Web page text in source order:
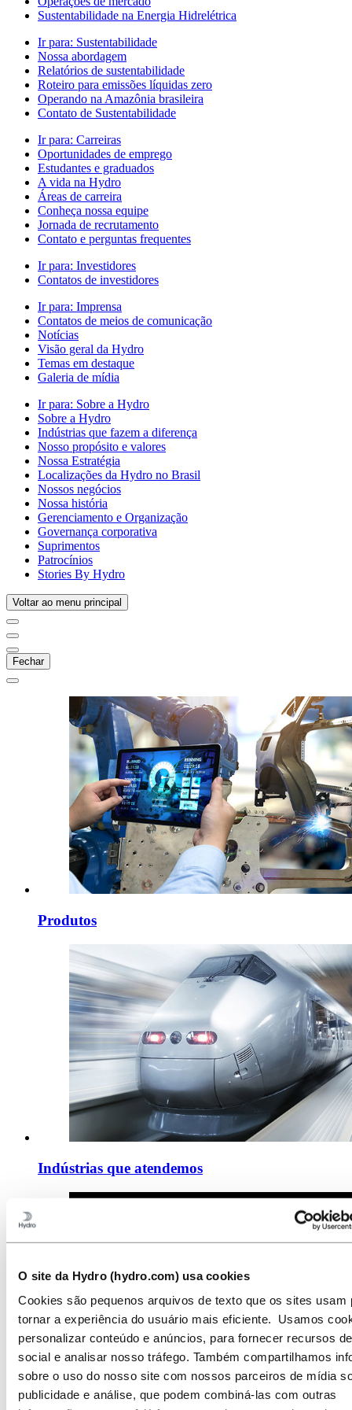
O site da Hydro (hydro.com) usa cookies
Cookies são pequenos arquivos de texto que os sites usam
tornar a experiência do usuário mais eficiente. Usamos
personalizar conteúdo e anúncios, para fornecer recursos
social e analisar nosso tráfego. Também compartilhamos
sobre o uso do nosso site com nossos parceiros de mídia
publicidade e análise, que podem combiná-las com outras
Sustentabilidade na Energia Hidrelétrica
Ir para: Sustentabilidade
Nossa abordagem
Relatórios de sustentabilidade
Roteiro para emissões líquidas zero
Operando na Amazônia brasileira
Contato de Sustentabilidade
Ir para: Carreiras
Oportunidades de emprego
Estudantes e graduados
A vida na Hydro
Áreas de carreira
Conheça nossa equipe
Jornada de recrutamento
Contato e perguntas frequentes
Ir para: Investidores
Contatos de investidores
Ir para: Imprensa
Contatos de meios de comunicação
Notícias
Visão geral da Hydro
Temas em destaque
Galeria de mídia
Ir para: Sobre a Hydro
Sobre a Hydro
Indústrias que fazem a diferença
Nosso propósito e valores
Nossa Estratégia
Localizações da Hydro no Brasil
Nossos negócios
Nossa história
Gerenciamento e Organização
Governança corporativa
Suprimentos
Patrocínios
Stories By Hydro
Voltar ao menu principal
Fechar
Produtos
Indústrias que atendemos